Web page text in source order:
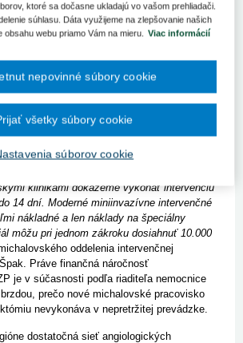
a Prešove. „Minulý rok tu(na
pozn. TASR)cievna mozgová príhoda
ktorí sa teoreticky mohli podrobiť
Tomáš Kráľ, hovorca siete
pod ktorú patrí aj michalovské lôžkové
vykonávajú len na dvoch pracoviskách.
skutočnosť, že v porovnaní so západným
zákroku len tretina pacientov.
klinikami dokážeme vykonať intervenciu
14 dní. Moderné miniinvazívne intervenčné
nákladné a len náklady na špeciálny
môžu pri jednom zákroku dosiahnuť 10.000
oddelenia intervenčnej
Práve finančná náročnosť
je v súčasnosti podľa riaditeľa nemocnice
prečo nové michalovské pracovisko
nevykonáva v nepretržitej prevádzke.
dostatočná sieť angiologických
ktoré sa dočasne ukladajú vo vašom prehliadači.
súhlasu. Dáta využijeme na zlepšovanie našich
obsahu webu priamo Vám na mieru. Viac informácií
súborov cookie
nepovinné súbory cookie
všetky súbory cookie